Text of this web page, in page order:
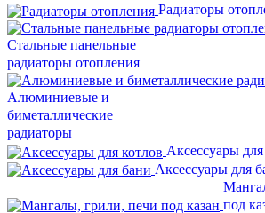
Радиаторы
Стальные панельные
радиаторы отопления
Алюминиевые и
биметаллические
радиаторы
Аксессуары для
Аксессуары для
под